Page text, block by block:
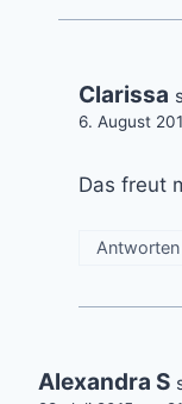
Clarissa
6. August
Das freut
Antworten
Alexandra S